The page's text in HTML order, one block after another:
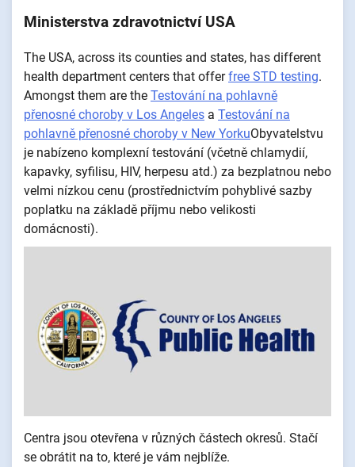
Ministerstva zdravotnictví USA
The USA, across its counties and states, has different
health department centers that offerfree STD testing.
Amongst them are the Testování na pohlavně
přenosné choroby v Los Angeles a Testování na
pohlavně přenosné choroby v New YorkuObyvatelstvu
je nabízeno komplexní testování (včetně chlamydií,
kapavky, syfilisu, HIV, herpesu atd.) za bezplatnou nebo
velmi nízkou cenu (prostřednictvím pohyblivé sazby
poplatku na základě příjmu nebo velikosti
domácnosti).
Centra jsou otevřena v různých částech okresů. Stačí
se obrátit na to, které je vám nejblíže.